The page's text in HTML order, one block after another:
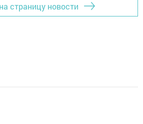
страницу новости